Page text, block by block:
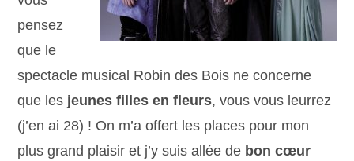
pensez
que le
spectacle musical Robin des Bois ne concerne
que les jeunes filles en fleurs, vous vous leurrez
(j’en ai 28) ! On m’a offert les places pour mon
plus grand plaisir et j’y suis allée de bon cœur